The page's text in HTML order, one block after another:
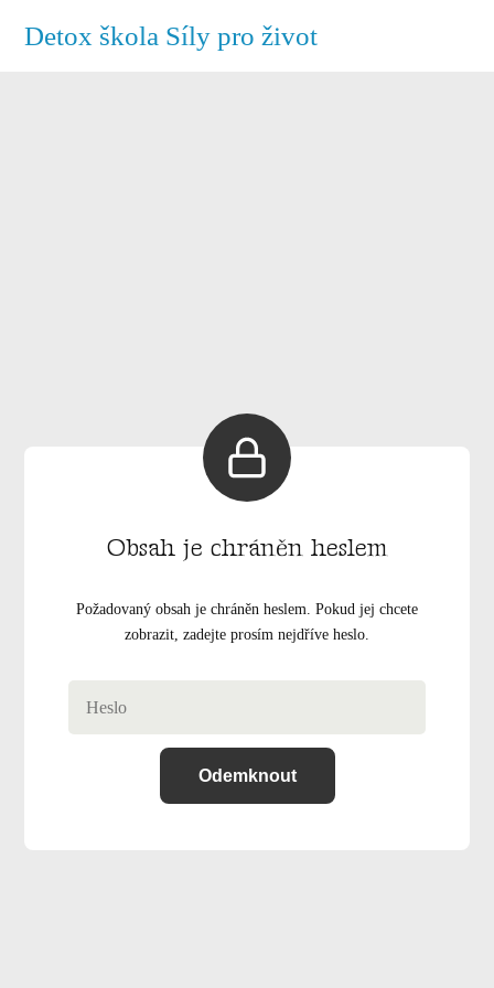
Detox škola Síly pro život
Obsah je chráněn heslem
Požadovaný obsah je chráněn heslem. Pokud jej chcete
zobrazit, zadejte prosím nejdříve heslo.
Odemknout